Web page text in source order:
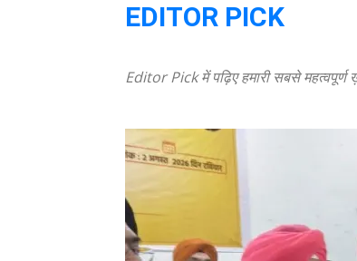
EDITOR PICK
Editor Pick में पढ़िए हमारी सबसे महत्वपूर्ण